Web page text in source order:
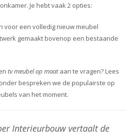
Je hebt vaak 2 opties:
voor een volledig nieuw meubel
gemaakt bovenop een bestaande
tv meubel op maataan te vragen? Lees
bespreken we de populairste op
van het moment.
Interieurbouw vertaalt de